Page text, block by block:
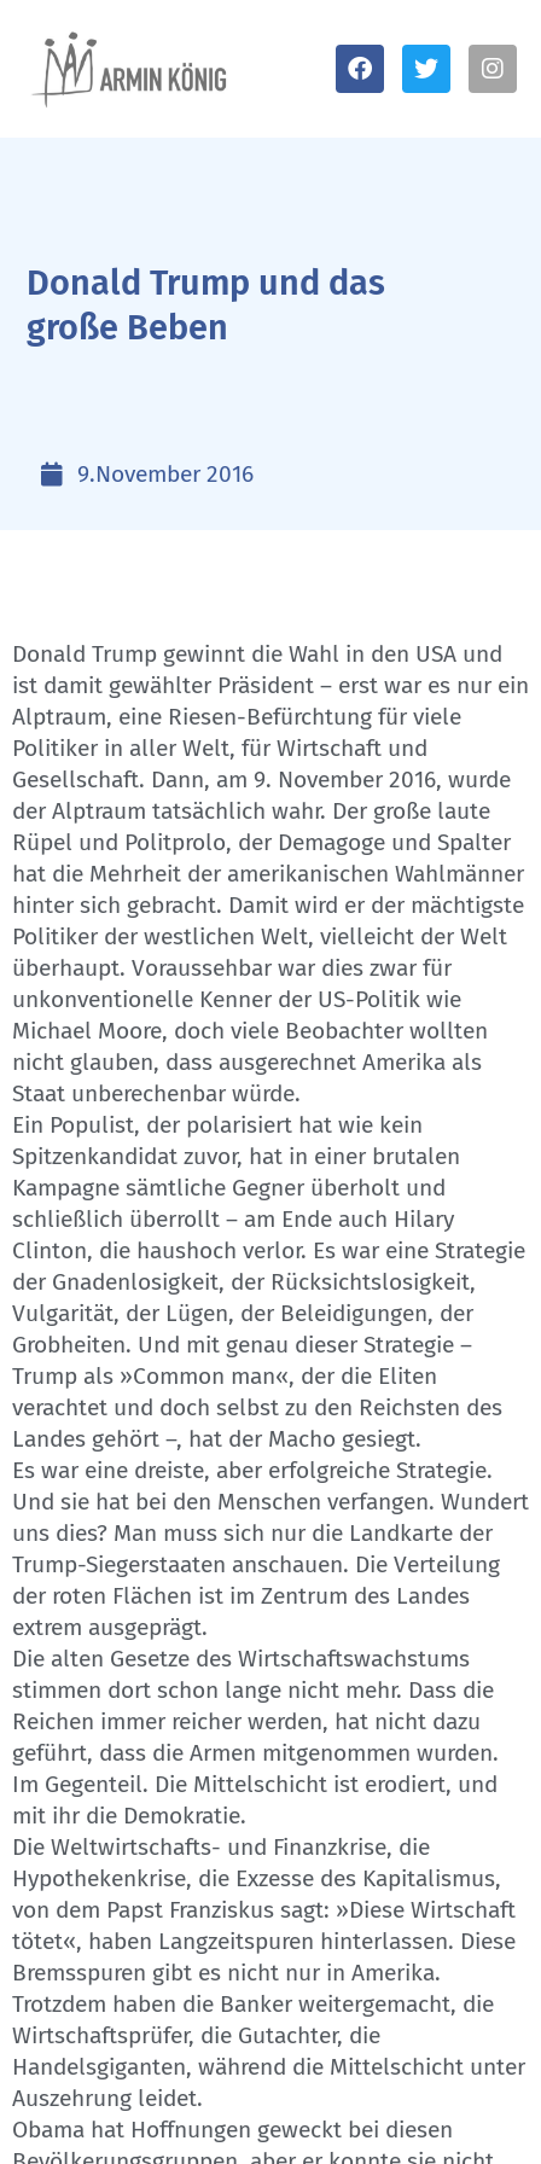
Donald Trump und das
große Beben
9.November 2016
Donald Trump gewinnt die Wahl in den USA und
ist damit gewählter Präsident – erst war es nur ein
Alptraum, eine Riesen-Befürchtung für viele
Politiker in aller Welt, für Wirtschaft und
Gesellschaft. Dann, am 9. November 2016, wurde
der Alptraum tatsächlich wahr. Der große laute
Rüpel und Politprolo, der Demagoge und Spalter
hat die Mehrheit der amerikanischen Wahlmänner
hinter sich gebracht. Damit wird er der mächtigste
Politiker der westlichen Welt, vielleicht der Welt
überhaupt. Voraussehbar war dies zwar für
unkonventionelle Kenner der US-Politik wie
Michael Moore, doch viele Beobachter wollten
nicht glauben, dass ausgerechnet Amerika als
Staat unberechenbar würde.
Ein Populist, der polarisiert hat wie kein
Spitzenkandidat zuvor, hat in einer brutalen
Kampagne sämtliche Gegner überholt und
schließlich überrollt – am Ende auch Hilary
Clinton, die haushoch verlor. Es war eine Strategie
der Gnadenlosigkeit, der Rücksichtslosigkeit,
Vulgarität, der Lügen, der Beleidigungen, der
Grobheiten. Und mit genau dieser Strategie –
Trump als »Common man«, der die Eliten
verachtet und doch selbst zu den Reichsten des
Landes gehört –, hat der Macho gesiegt.
Es war eine dreiste, aber erfolgreiche Strategie.
Und sie hat bei den Menschen verfangen. Wundert
uns dies? Man muss sich nur die Landkarte der
Trump-Siegerstaaten anschauen. Die Verteilung
der roten Flächen ist im Zentrum des Landes
extrem ausgeprägt.
Die alten Gesetze des Wirtschaftswachstums
stimmen dort schon lange nicht mehr. Dass die
Reichen immer reicher werden, hat nicht dazu
geführt, dass die Armen mitgenommen wurden.
Im Gegenteil. Die Mittelschicht ist erodiert, und
mit ihr die Demokratie.
Die Weltwirtschafts- und Finanzkrise, die
Hypothekenkrise, die Exzesse des Kapitalismus,
von dem Papst Franziskus sagt: »Diese Wirtschaft
tötet«, haben Langzeitspuren hinterlassen. Diese
Bremsspuren gibt es nicht nur in Amerika.
Trotzdem haben die Banker weitergemacht, die
Wirtschaftsprüfer, die Gutachter, die
Handelsgiganten, während die Mittelschicht unter
Auszehrung leidet.
Obama hat Hoffnungen geweckt bei diesen